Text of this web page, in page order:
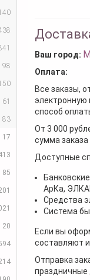
98
61
83
17
85
20
Ваш город:
Оплата:
Все заказы,
электронную
способ
От 3 000
сумма
Доступные
АрКа,
Средства
Система
Если вы
составляют
Отправка
праздничные